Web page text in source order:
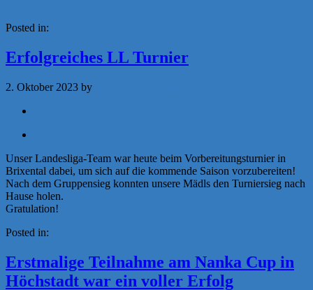
Posted in:
Erfolgreiches LL Turnier
2. Oktober 2023 by
Unser Landesliga-Team war heute beim Vorbereitungsturnier in
Brixental dabei, um sich auf die kommende Saison vorzubereiten!
Nach dem Gruppensieg konnten unsere Mädls den Turniersieg nach
Hause holen.
Gratulation!
Posted in:
Erstmalige Teilnahme am Nanka Cup in
Höchstadt war ein voller Erfolg